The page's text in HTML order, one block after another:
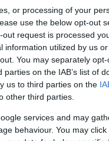
or processing of your
use the below opt-out
request is processed
information utilized by us
You may separately
on the IAB’s list of
us to third parties on the
other third parties.
services and may
behaviour. You may
ragazze
parte
normali